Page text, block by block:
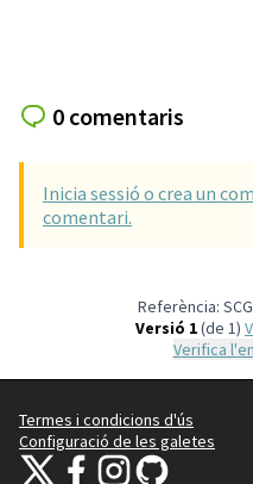
0 comentaris
Inicia sessió o crea un
comentari.
Referència:
Versió 1(de 1)
Verifica
Termes i condicions d'ús
Configuració de les galetes
Decidim Sant Cugat a X
Decidim Sant Cugat a
Decidim Sant Cugat a
Decidim Sant